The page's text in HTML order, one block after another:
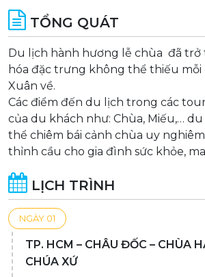
TỔNG QUÁT
Du lịch hành hương lễ chùa đã trở
hóa đặc trưng không thể thiếu mỗi
Xuân về.
Các điểm đến du lịch trong các
của du khách như: Chùa, Miếu,…
thể chiêm bái cảnh chùa uy
thỉnh cầu cho gia đình sức khỏe,
LỊCH TRÌNH
NGÀY 01
TP. HCM – CHÂU ĐỐC – CHÙA
CHÚA XỨ